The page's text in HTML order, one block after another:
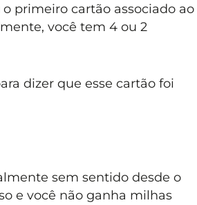
primeiro cartão associado ao
você tem 4 ou 2
dizer que esse cartão foi
sem sentido desde o
e você não ganha milhas